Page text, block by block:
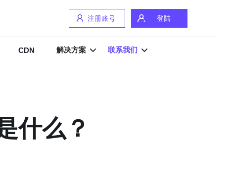
注册账号 登陆
CDN 解决方案 联系我们
什么？